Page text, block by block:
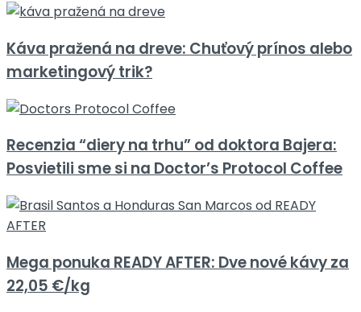
Káva pražená na dreve: Chuťový prínos alebo
marketingový trik?
Recenzia “diery na trhu” od doktora Bajera:
Posvietili sme si na Doctor’s Protocol Coffee
Mega ponuka READY AFTER: Dve nové kávy za
22,05 €/kg